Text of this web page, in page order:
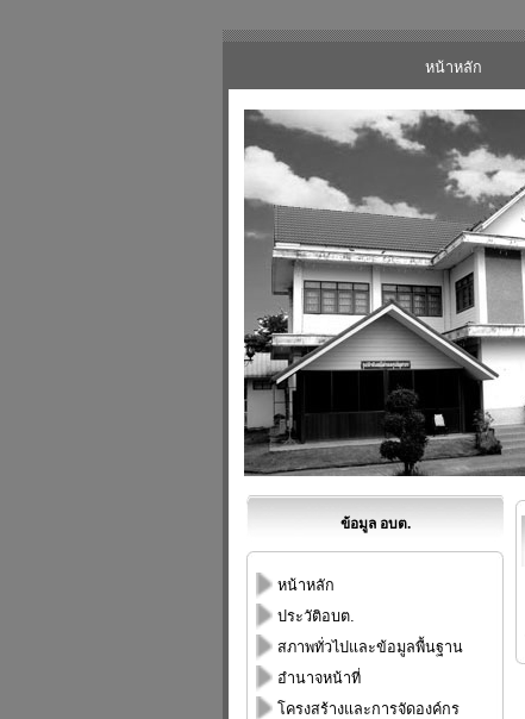
หน้าหลัก
ข้อมูล อบต.
หน้าหลัก
ประวัติอบต.
สภาพทั่วไปและข้อมูลพื้นฐาน
อำนาจหน้าที่
โครงสร้างและการจัดองค์กร